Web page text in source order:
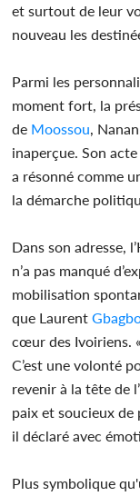
et surtout de leur
nouveau les
Parmi les
moment fort, la
de Moossou ,
inaperçue. Son
a résonné comme
la démarche
Dans son adresse,
n’a pas manqué
mobilisation
que Laurent
cœur des Ivoiriens.
C’est une volonté
revenir à la tête de
paix et soucieux de
il déclaré avec
Plus symbolique